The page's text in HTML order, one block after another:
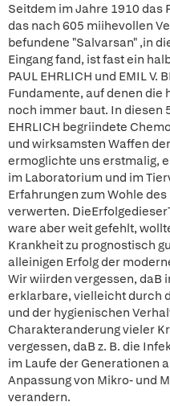
Seitdem im Jahre 1910 das
das nach 605 miihevollen
befundene "Salvarsan" ,in
Eingang fand, ist fast ein
PAUL EHRLICH und EMIL V.
Fundamente, auf denen die
noch immer baut. In diesen
EHRLICH begriindete
und wirksamsten Waffen
ermoglichte uns erstmalig,
im Laboratorium und im
Erfahrungen zum Wohle
verwerten.
ware aber weit gefehlt,
Krankheit zu prognostisch
alleinigen Erfolg der
Wir wiirden vergessen, daB
erklarbare, vielleicht durch
und der hygienischen
Charakteranderung vieler
vergessen, daB z. B. die
im Laufe der Generationen
Anpassung von Mikro- und
verandern.